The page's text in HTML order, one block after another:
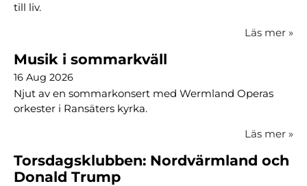
till liv.
Läs mer »
Musik i sommarkväll
16 Aug 2026
Njut av en sommarkonsert med Wermland Operas
orkester i Ransäters kyrka.
Läs mer »
Torsdagsklubben: Nordvärmland och
Donald Trump